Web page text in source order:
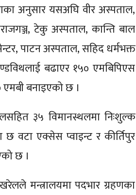
अनुसार यसअघि वीर अस्पताल,
टेकु अस्पताल, कान्ति बाल
पाटन अस्पताल, सहिद धर्मभक्त
बढाएर १५० एमबिपिएस
एमबी बनाइएको छ ।
३५ विमानस्थलमा निःशुल्क
छ वटा एक्सेस प्वाइन्ट र कीर्तिपुर
छ ।
मन्त्रालयमा पदभार ग्रहणका